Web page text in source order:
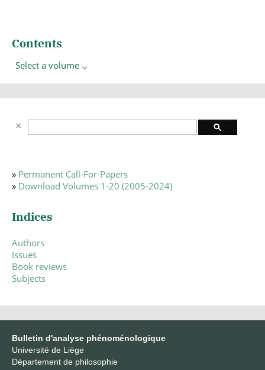
Contents
Select a volume
» Permanent Call-For-Papers
» Download Volumes 1-20 (2005-2024)
Indices
Authors
Issues
Book reviews
Subjects
Bulletin d'analyse phénoménologique
Université de Liège
Département de philosophie